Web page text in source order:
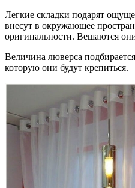
Легкие складки подарят
внесут в окружающее
оригинальности. Вешаются
Величина люверса
которую они будут крепиться.